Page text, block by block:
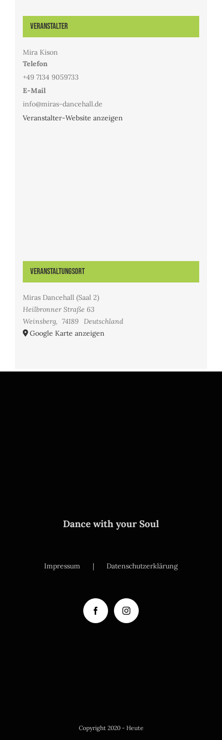
Veranstalter
Mira Kison
Telefon
+49 7134 9059733
E-Mail
info@miras-dancehall.de
Veranstalter-Website anzeigen
Veranstaltungsort
Miras Dancehall (Saal 2)
Heilbronner Straße 63
Weinsberg, 74189
Deutschland
Google Karte anzeigen
Dance with your Soul
Impressum Datenschutzerklärung
Copyright 2020 - Heute